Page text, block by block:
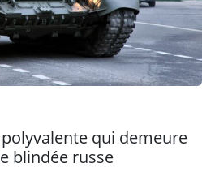
polyvalente qui demeure
blindée russe